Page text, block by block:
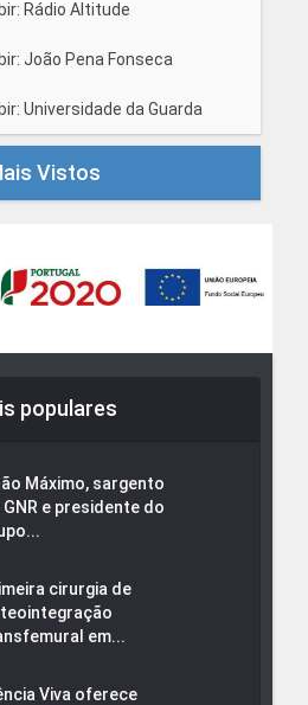
Rádio Altitude
João Pena Fonseca
Universidade da Guarda
Vistos
populares
Máximo, sargento
GNR e presidente do
cirurgia de
em...
Viva oferece